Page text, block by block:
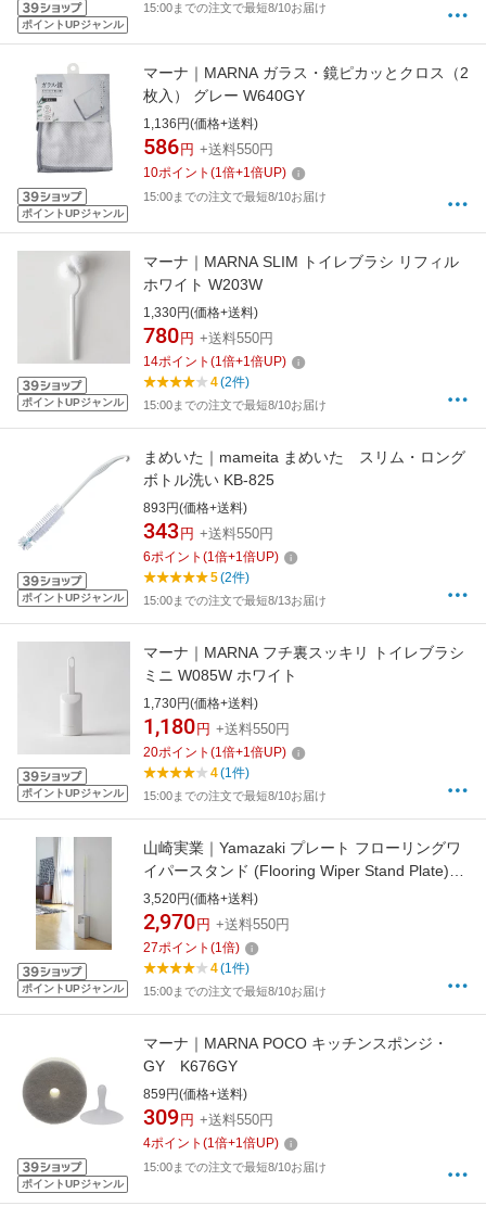
ポイントUPジャンル
15:00までの注文で最短8/10お届け
ポイントUPジャンル
マーナ｜MARNA ガラス・鏡ピカッとクロス（2
枚入） グレー W640GY
1,136円(価格+送料)
586 円 +送料550円
10ポイント (1倍+1倍UP)
15:00までの注文で最短8/10お届け
ポイントUPジャンル
マーナ｜MARNA SLIM トイレブラシ リフィル
ホワイト W203W
1,330円(価格+送料)
780 円 +送料550円
14ポイント (1倍+1倍UP)
4(2件)
15:00までの注文で最短8/10お届け
ポイントUPジャンル
まめいた｜mameita まめいた スリム・ロング
ボトル洗い KB-825
893円(価格+送料)
343 円 +送料550円
6ポイント (1倍+1倍UP)
5(2件)
15:00までの注文で最短8/13お届け
ポイントUPジャンル
マーナ｜MARNA フチ裏スッキリ トイレブラシ
ミニ W085W ホワイト
1,730円(価格+送料)
1,180 円 +送料550円
20ポイント (1倍+1倍UP)
4(1件)
15:00までの注文で最短8/10お届け
ポイントUPジャンル
山崎実業｜Yamazaki プレート フローリングワ
イパースタンド (Flooring Wiper Stand Plate)
7860
3,520円(価格+送料)
2,970 円 +送料550円
27ポイント (1倍)
4(1件)
15:00までの注文で最短8/10お届け
ポイントUPジャンル
マーナ｜MARNA POCO キッチンスポンジ・
GY K676GY
859円(価格+送料)
309 円 +送料550円
4ポイント (1倍+1倍UP)
15:00までの注文で最短8/10お届け